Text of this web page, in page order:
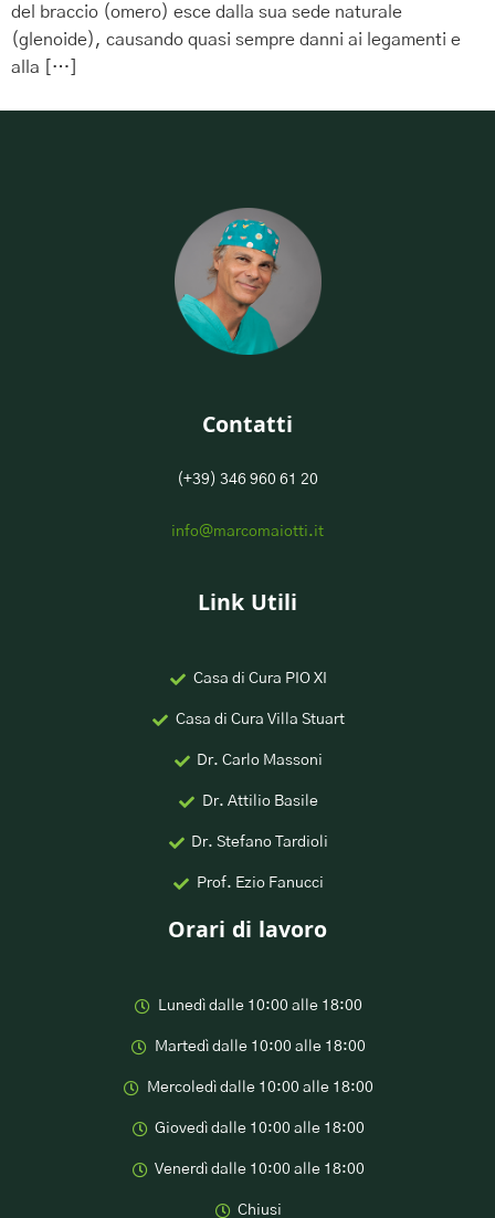
del braccio (omero) esce dalla sua sede naturale
(glenoide), causando quasi sempre danni ai legamenti e
alla […]
Contatti
(+39) 346 960 61 20
info@marcomaiotti.it
Link Utili
Casa di Cura PIO XI
Casa di Cura Villa Stuart
Dr. Carlo Massoni
Dr. Attilio Basile
Dr. Stefano Tardioli
Prof. Ezio Fanucci
Orari di lavoro
Lunedì dalle 10:00 alle 18:00
Martedì dalle 10:00 alle 18:00
Mercoledì dalle 10:00 alle 18:00
Giovedì dalle 10:00 alle 18:00
Venerdì dalle 10:00 alle 18:00
Chiusi